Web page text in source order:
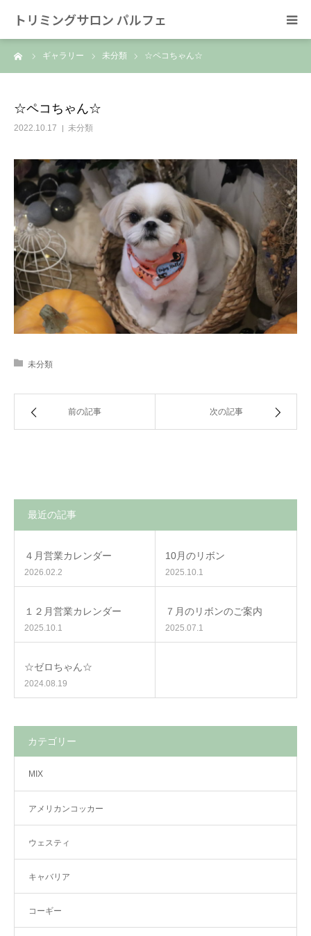
トリミングサロン パルフェ
ギャラリー 未分類 ☆ペコちゃん☆
☆ペコちゃん☆
2022.10.17 未分類
未分類
前の記事 次の記事
最近の記事
４月営業カレンダー
2026.02.2
10月のリボン
2025.10.1
１２月営業カレンダー
2025.10.1
７月のリボンのご案内
2025.07.1
☆ゼロちゃん☆
2024.08.19
カテゴリー
MIX
アメリカンコッカー
ウェスティ
キャバリア
コーギー
HOME
スタッフ
SNS/リンク